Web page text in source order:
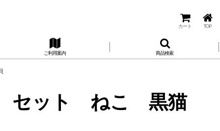
カート TOP
ご利用案内 商品検索
セット ねこ 黒猫